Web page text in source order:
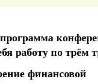
работу по трём
финансовой